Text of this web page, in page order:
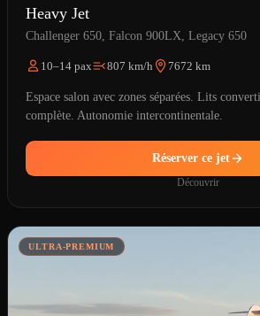
Heavy Jet
Challenger 650, Falcon 900LX, Legacy 650
10–14 pax 807 km/h 7672 km
Espace salon avec zones séparées. Lits
complète. Autonomie intercontinentale.
Réserver ce jet
Découvrir
ULTRA-PREMIUM